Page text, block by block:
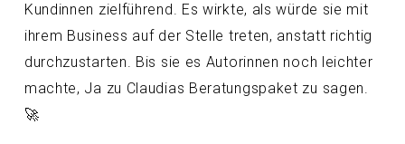
Kundinnen zielführend. Es wirkte, als würde sie mit
ihrem Business auf der Stelle treten, anstatt richtig
durchzustarten. Bis sie es Autorinnen noch leichter
machte, Ja zu Claudias Beratungspaket zu sagen.
🚀